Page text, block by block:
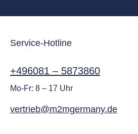
Service-Hotline
+496081 – 5873860
Mo-Fr: 8 – 17 Uhr
vertrieb@m2mgermany.de